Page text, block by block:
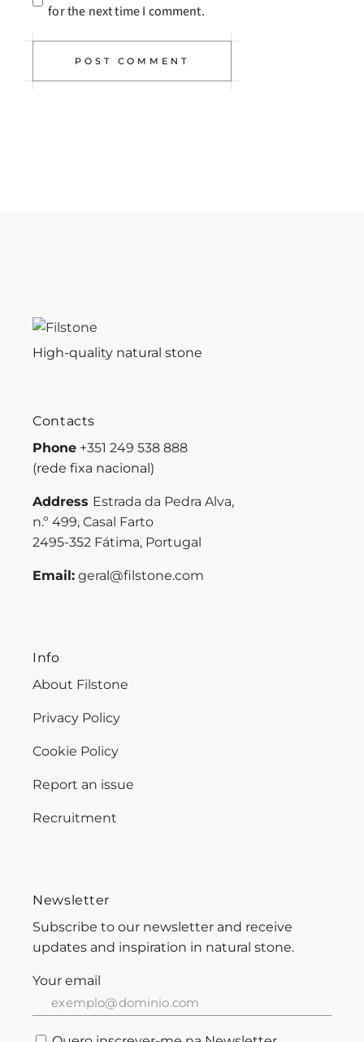
for the next time I comment.
POST COMMENT
High-quality natural stone
Contacts
Phone +351 249 538 888
(rede fixa nacional)
Address Estrada da Pedra Alva,
n.º 499, Casal Farto
2495-352 Fátima, Portugal
Email: geral@filstone.com
Info
About Filstone
Privacy Policy
Cookie Policy
Report an issue
Recruitment
Newsletter
Subscribe to our newsletter and receive
updates and inspiration in natural stone.
Your email